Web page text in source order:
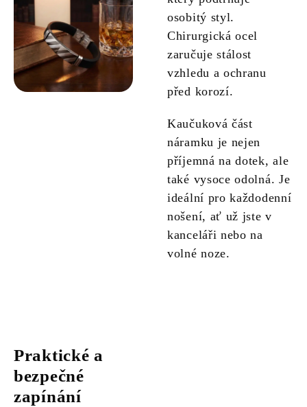
osobitý styl.
Chirurgická ocel
zaručuje stálost
vzhledu a ochranu
před korozí.
Kaučuková část
náramku je nejen
příjemná na dotek, ale
také vysoce odolná. Je
ideální pro každodenní
nošení, ať už jste v
kanceláři nebo na
volné noze.
Praktické a
bezpečné
zapínání